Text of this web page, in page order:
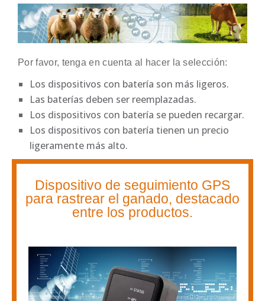
Por favor, tenga en cuenta al hacer la selección:
Los dispositivos con batería son más ligeros.
Las baterías deben ser reemplazadas.
Los dispositivos con batería se pueden recargar.
Los dispositivos con batería tienen un precio
ligeramente más alto.
Dispositivo de seguimiento GPS
para rastrear el ganado, destacado
entre los productos.